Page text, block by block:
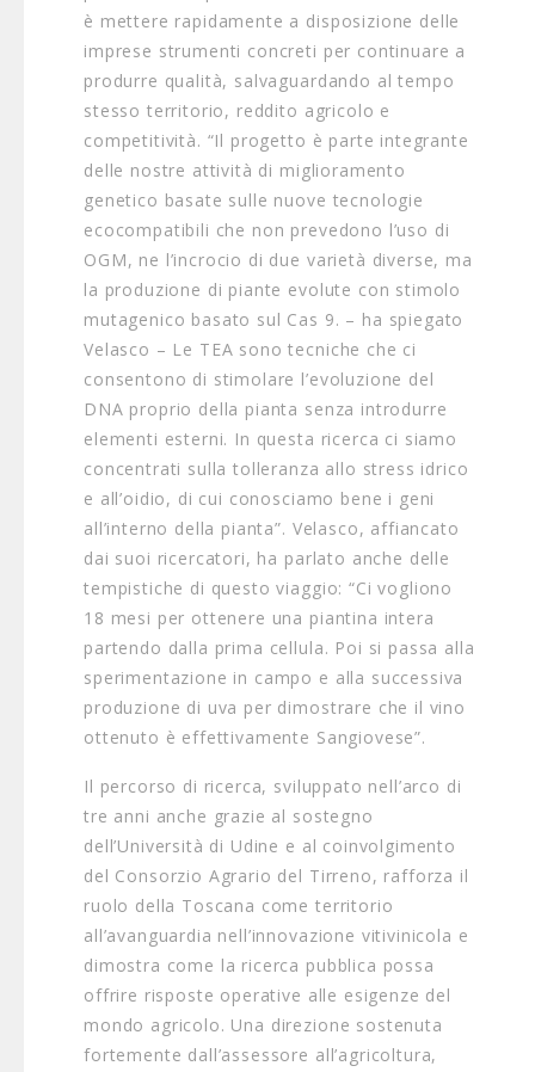
è mettere rapidamente a disposizione delle
imprese strumenti concreti per continuare a
produrre qualità, salvaguardando al tempo
stesso territorio, reddito agricolo e
competitività. “Il progetto è parte integrante
delle nostre attività di miglioramento
genetico basate sulle nuove tecnologie
ecocompatibili che non prevedono l’uso di
OGM, ne l’incrocio di due varietà diverse, ma
la produzione di piante evolute con stimolo
mutagenico basato sul Cas 9. – ha spiegato
Velasco – Le TEA sono tecniche che ci
consentono di stimolare l’evoluzione del
DNA proprio della pianta senza introdurre
elementi esterni. In questa ricerca ci siamo
concentrati sulla tolleranza allo stress idrico
e all’oidio, di cui conosciamo bene i geni
all’interno della pianta”. Velasco, affiancato
dai suoi ricercatori, ha parlato anche delle
tempistiche di questo viaggio: “Ci vogliono
18 mesi per ottenere una piantina intera
partendo dalla prima cellula. Poi si passa alla
sperimentazione in campo e alla successiva
produzione di uva per dimostrare che il vino
ottenuto è effettivamente Sangiovese”.
Il percorso di ricerca, sviluppato nell’arco di
tre anni anche grazie al sostegno
dell’Università di Udine e al coinvolgimento
del Consorzio Agrario del Tirreno, rafforza il
ruolo della Toscana come territorio
all’avanguardia nell’innovazione vitivinicola e
dimostra come la ricerca pubblica possa
offrire risposte operative alle esigenze del
mondo agricolo. Una direzione sostenuta
fortemente dall’assessore all’agricoltura,